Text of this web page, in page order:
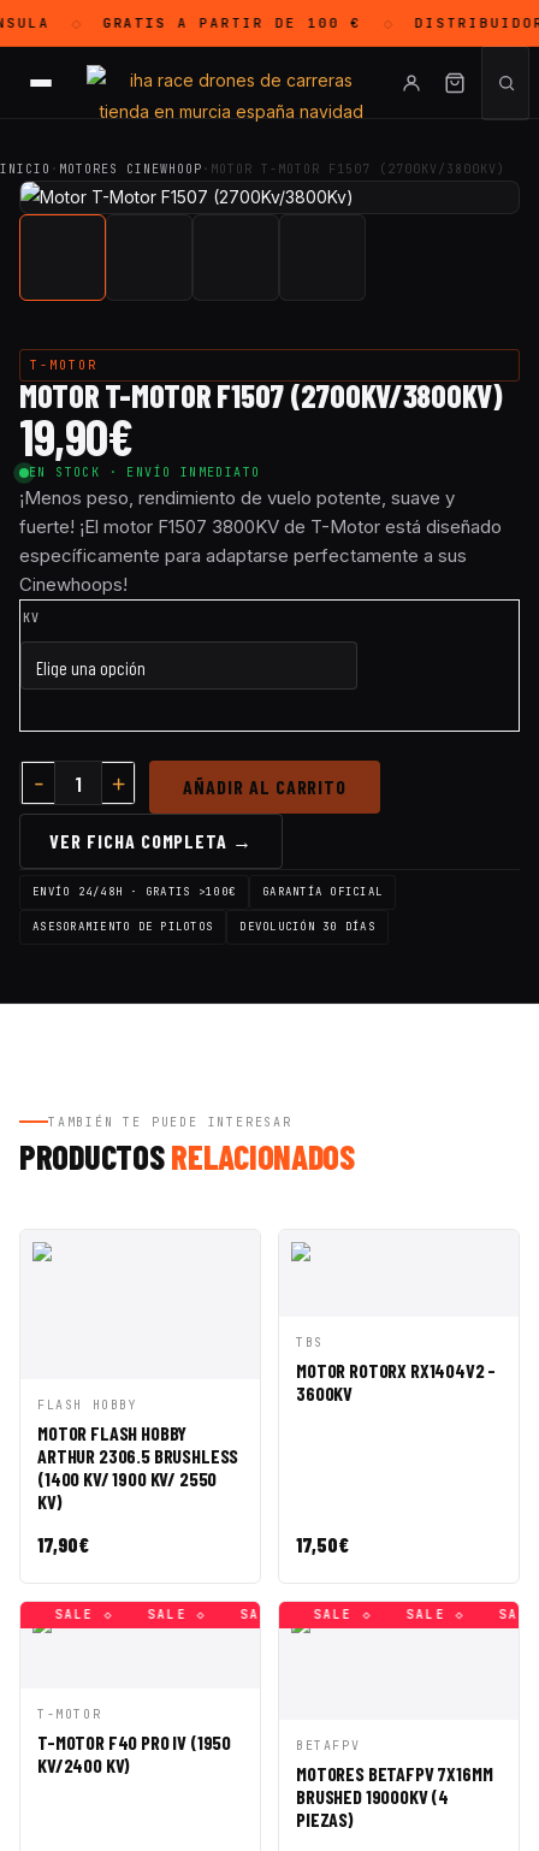
◇ GRATISA PARTIR DE 100 € ◇
INICIO · MOTORES CINEWHOOP · MOTOR T-MOTOR F1507 (2700KV/3800KV)
T-MOTOR
MOTOR T-MOTOR F1507 (2700KV/3800KV)
19,90€
EN STOCK · ENVÍO INMEDIATO
¡Menos peso, rendimiento de vuelo potente, suave y
fuerte! ¡El motor F1507 3800KV de T-Motor está diseñado
específicamente para adaptarse perfectamente a sus
Cinewhoops!
KV
AÑADIR AL CARRITO
VER FICHA COMPLETA →
ENVÍO 24/48H · GRATIS >100€ GARANTÍA OFICIAL
ASESORAMIENTO DE PILOTOS DEVOLUCIÓN 30 DÍAS
TAMBIÉN TE PUEDE INTERESAR
PRODUCTOSRELACIONADOS
VISTA
RÁPIDA
CESTA
FLASH HOBBY
MOTOR FLASH HOBBY
ARTHUR 2306.5 BRUSHLESS
(1400 KV/ 1900 KV/ 2550
KV)
17,90€
VISTA
RÁPIDA
CESTA
TBS
MOTOR ROTORX RX1404V2 -
3600KV
17,50€
SALE ◇ SALE ◇ SALE ◇ SALE ◇ SALE ◇
VISTA
RÁPIDA
CESTA
T-MOTOR
T-MOTOR F40 PRO IV (1950
KV/2400 KV)
SALE ◇ SALE ◇ SALE ◇ SALE ◇ SALE ◇ SALE
VISTA
RÁPIDA
CESTA
BETAFPV
MOTORES BETAFPV 7X16MM
BRUSHED 19000KV (4
PIEZAS)